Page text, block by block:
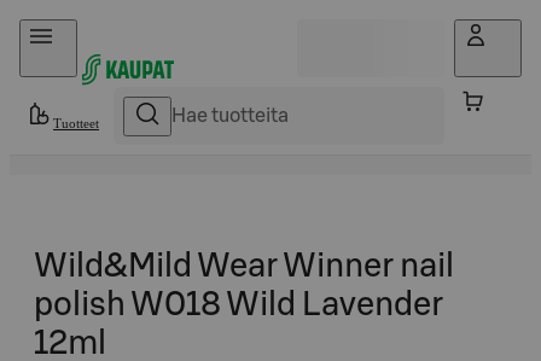
Hyppää sisältöön
Tuotteet
Wild&Mild Wear Winner nail
polish W018 Wild Lavender
12ml